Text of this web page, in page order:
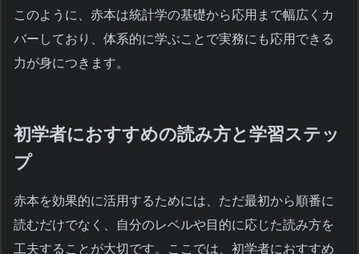
このように、赤本は統計学の基礎から応用まで幅広くカ
バーしており、体系的に学ぶことで実務にも応用できる
力が身につきます。
初学者におすすめの読み方と学習ステッ
プ
赤本を効果的に活用するためには、ただ最初から順番に
読むだけでなく、自分のレベルや目的に応じた読み方を
工夫することが大切です。ここでは、初学者におすすめ